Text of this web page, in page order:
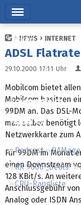
Ticker
Tests
Preisvergleich
Forum
Podcast
RX 9000 „Deals“
CPU-Rangliste
NEWS INTERNET
ADSL
29.10.2000 17:11 Uhr
Mobilcom bietet
Mobilcom besitzen
99DM an. Das DSL-
man selber benötigt
Netzwerkkarte zum
Für 99DM im Monat
einen Downstream
128 KBit/s. An
Anschlussgebühr
Analog oder ISDN